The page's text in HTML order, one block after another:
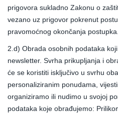
prigovora sukladno Zakonu o
vezano uz prigovor pokrenut
pravomoćnog okončanja postupka.
2.d) Obrada osobnih podataka
newsletter. Svrha prikupljanja i
će se koristiti isključivo u svrhu
personaliziranim ponudama,
organiziramo ili nudimo u svojoj
podataka koje obrađujemo: